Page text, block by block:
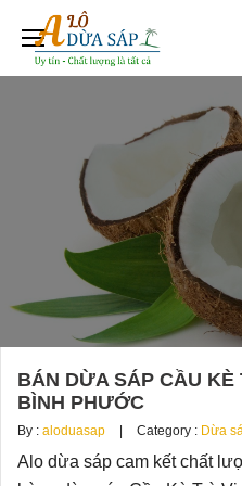
BÁN DỪA SÁP CẦU KÈ
BÌNH PHƯỚC
By : aloduasap Category : Dừa
Alo dừa sáp cam kết chất